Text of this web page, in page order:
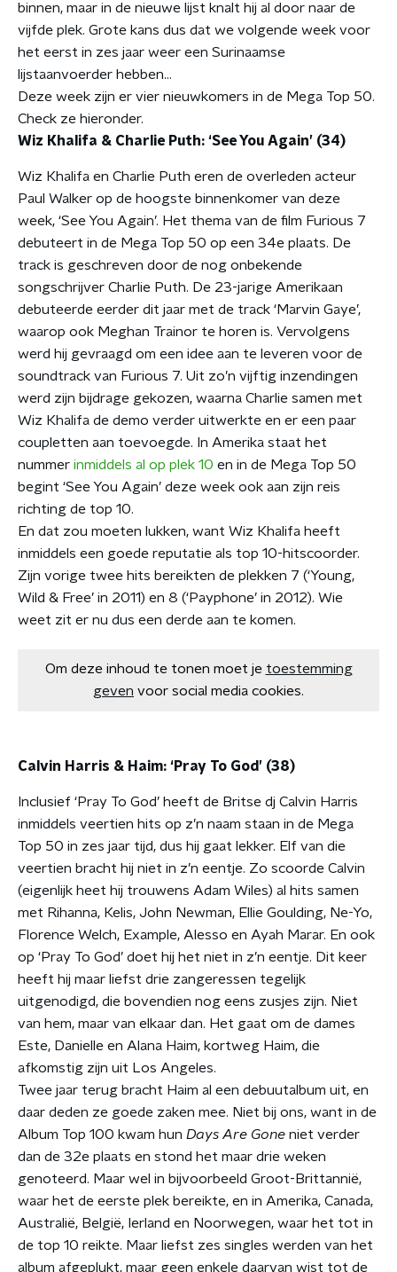
binnen, maar in de nieuwe lijst knalt hij al door naar de
vijfde plek. Grote kans dus dat we volgende week voor
het eerst in zes jaar weer een Surinaamse
lijstaanvoerder hebben…
Deze week zijn er vier nieuwkomers in de Mega Top 50.
Check ze hieronder.
Wiz Khalifa & Charlie Puth: ‘See You Again’ (34)
Wiz Khalifa en Charlie Puth eren de overleden acteur
Paul Walker op de hoogste binnenkomer van deze
week, ‘See You Again’. Het thema van de film Furious 7
debuteert in de Mega Top 50 op een 34e plaats. De
track is geschreven door de nog onbekende
songschrijver Charlie Puth. De 23-jarige Amerikaan
debuteerde eerder dit jaar met de track ‘Marvin Gaye’,
waarop ook Meghan Trainor te horen is. Vervolgens
werd hij gevraagd om een idee aan te leveren voor de
soundtrack van Furious 7. Uit zo’n vijftig inzendingen
werd zijn bijdrage gekozen, waarna Charlie samen met
Wiz Khalifa de demo verder uitwerkte en er een paar
coupletten aan toevoegde. In Amerika staat het
nummer inmiddels al op plek 10 en in de Mega Top 50
begint ‘See You Again’ deze week ook aan zijn reis
richting de top 10.
En dat zou moeten lukken, want Wiz Khalifa heeft
inmiddels een goede reputatie als top 10-hitscoorder.
Zijn vorige twee hits bereikten de plekken 7 (‘Young,
Wild & Free’ in 2011) en 8 (‘Payphone’ in 2012). Wie
weet zit er nu dus een derde aan te komen.
Om deze inhoud te tonen moet je toestemming
geven voor social media cookies.
Calvin Harris & Haim: ‘Pray To God’ (38)
Inclusief ‘Pray To God’ heeft de Britse dj Calvin Harris
inmiddels veertien hits op z’n naam staan in de Mega
Top 50 in zes jaar tijd, dus hij gaat lekker. Elf van die
veertien bracht hij niet in z’n eentje. Zo scoorde Calvin
(eigenlijk heet hij trouwens Adam Wiles) al hits samen
met Rihanna, Kelis, John Newman, Ellie Goulding, Ne-Yo,
Florence Welch, Example, Alesso en Ayah Marar. En ook
op ‘Pray To God’ doet hij het niet in z’n eentje. Dit keer
heeft hij maar liefst drie zangeressen tegelijk
uitgenodigd, die bovendien nog eens zusjes zijn. Niet
van hem, maar van elkaar dan. Het gaat om de dames
Este, Danielle en Alana Haim, kortweg Haim, die
afkomstig zijn uit Los Angeles.
Twee jaar terug bracht Haim al een debuutalbum uit, en
daar deden ze goede zaken mee. Niet bij ons, want in de
Album Top 100 kwam hun Days Are Gone niet verder
dan de 32e plaats en stond het maar drie weken
genoteerd. Maar wel in bijvoorbeeld Groot-Brittannië,
waar het de eerste plek bereikte, en in Amerika, Canada,
Australië, België, Ierland en Noorwegen, waar het tot in
de top 10 reikte. Maar liefst zes singles werden van het
album afgeplukt, maar geen enkele daarvan wist tot de